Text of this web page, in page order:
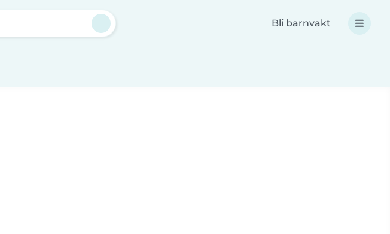
Bli barnvakt